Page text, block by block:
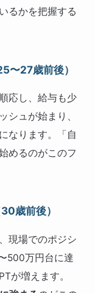
るかを把握する
27歳前後）
応し、給与も少
シュが始まり、
なります。「自
めるのがこのフ
歳前後）
現場でのポジシ
500万円台に達
が増えます。